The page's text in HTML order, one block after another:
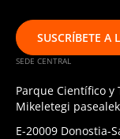
SUSCRÍBETE A
SEDE CENTRAL
Parque Científico y
Mikeletegi
E-20009 Donostia-